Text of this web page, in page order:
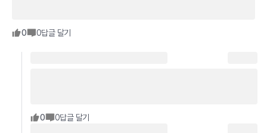
0 0답글 달기
0 0답글 달기